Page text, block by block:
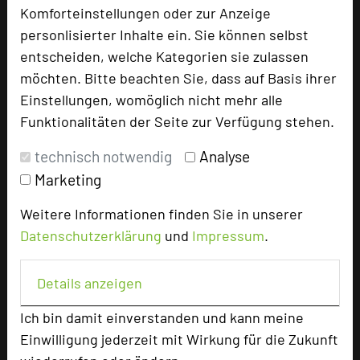
Komforteinstellungen oder zur Anzeige
personlisierter Inhalte ein. Sie können selbst
entscheiden, welche Kategorien sie zulassen
möchten. Bitte beachten Sie, dass auf Basis ihrer
Einstellungen, womöglich nicht mehr alle
Funktionalitäten der Seite zur Verfügung stehen.
technisch notwendig
Analyse
Marketing
Weitere Informationen finden Sie in unserer
Datenschutzerklärung und Impressum.
Details anzeigen
Ich bin damit einverstanden und kann meine
Einwilligung jederzeit mit Wirkung für die Zukunft
Tagungsteilnehmer
Hotel bewerten
Hoteldaten
Parlamentarisch
Reihenbestuhlung
180
Tagungsräume
Zimmer
Doppelzimmer
27
Einzelzimmer